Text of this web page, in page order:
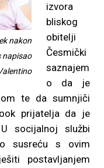
nakon
napisao
izvora
bliskog
obitelji
Česmički
saznajem
o da je
te da sumnjiči
prijatelja da je
socijalnoj službi
susreću s ovim
postavljanjem